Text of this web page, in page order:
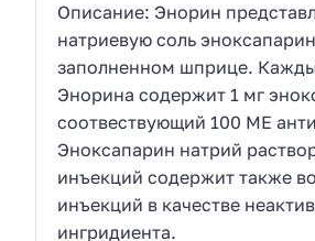
Описание: Энорин
натриевую соль
заполненном шприце.
Энорина содержит 1 мг
соотвествующий 100 МЕ
Эноксапарин натрий
инъекций содержит также
инъекций в качестве
ингридиента.